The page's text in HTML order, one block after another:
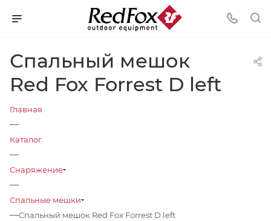
Спальный мешок
Red Fox Forrest D left
Главная
—
Каталог
—
Снаряжение
—
Спальные мешки
—Спальный мешок Red Fox Forrest D left